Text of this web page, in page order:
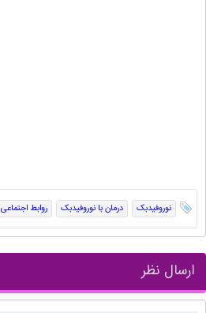
نوروفیدبک درمان با نوروفیدبک روابط اجتماعی
ارسال نظر